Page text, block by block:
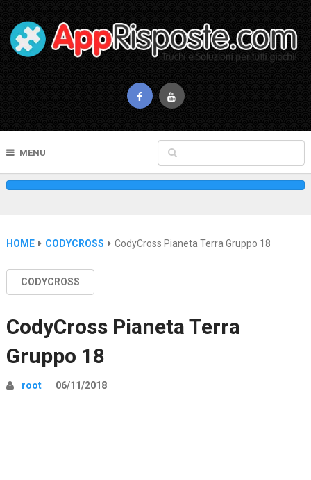
MENU
HOME CODYCROSS CodyCross Pianeta Terra Gruppo 18
CODYCROSS
CodyCross Pianeta Terra
Gruppo 18
root 06/11/2018